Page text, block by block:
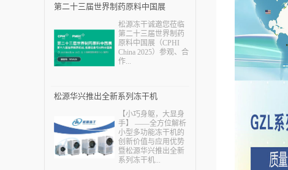
第二十三届世界制药原料中国展
（CPHI China 2025）松源冻干诚邀您莅临
第二十三届世界制药
原料中国展（CPHI
China 2025）参观、合
作...
松源华兴推出全新系列冻干机
【小巧身躯，大显身
手】 ——全方位解析
小型多功能冻干机的
创新价值与应用优势
暨松源华兴推出全新
系列冻干机...